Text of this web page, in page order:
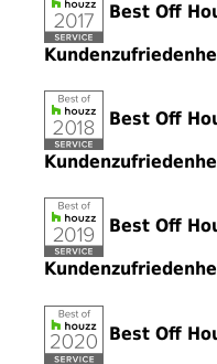
Best Off
Best Off
Best Off
Best Off